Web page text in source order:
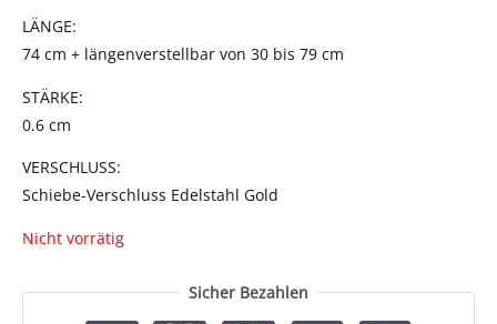
LÄNGE:
74 cm + längenverstellbar von 30 bis 79 cm
STÄRKE:
0.6 cm
VERSCHLUSS:
Schiebe-Verschluss Edelstahl Gold
Nicht vorrätig
Sicher Bezahlen